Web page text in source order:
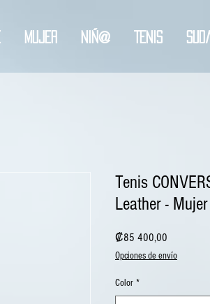
Mujer Niñ@ Tenis
Tenis
Leather - Mujer
₡85 400,00
Opciones de envío
Color *